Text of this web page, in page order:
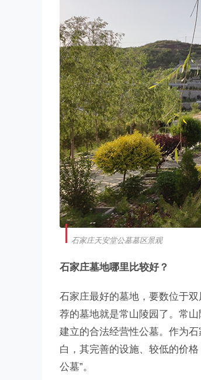
石家庄天安堂公墓墓区景观
石家庄墓地哪里比较好？
石家庄最好的墓地，要数位于
荐的墓地就是常山陵园了。常
建立的合法经营性公墓。作为
白，其完善的设施、较低的价
公墓”。